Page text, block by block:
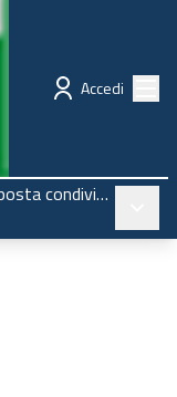
Accedi
Il nostro fiume, il nostro futuro: una proposta condivisa per il Secchia